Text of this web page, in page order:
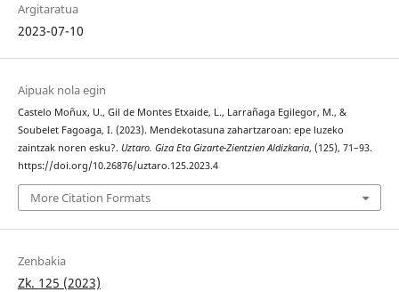
Argitaratua
2023-07-10
Aipuak nola egin
Castelo Moñux, U., Gil de Montes Etxaide, L., Larrañaga Egilegor, M., &
Soubelet Fagoaga, I. (2023). Mendekotasuna zahartzaroan: epe luzeko
zaintzak noren esku?. Uztaro. Giza Eta Gizarte-Zientzien Aldizkaria, (125), 71–93.
https://doi.org/10.26876/uztaro.125.2023.4
More Citation Formats
Zenbakia
Zk. 125 (2023)